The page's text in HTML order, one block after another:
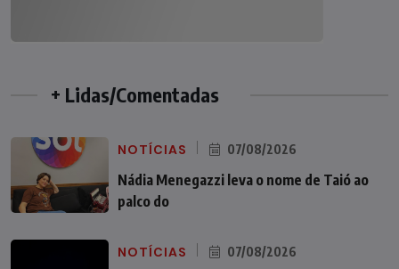
+ Lidas/Comentadas
NOTÍCIAS 07/08/2026
Nádia Menegazzi leva o nome de Taió ao
palco do
NOTÍCIAS 07/08/2026